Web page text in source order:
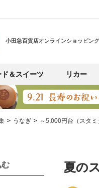
小田急百貨店オンラインショッピング
ド＆スイーツ リカー
うなぎ ～5,000円台（スタミ
む 夏の